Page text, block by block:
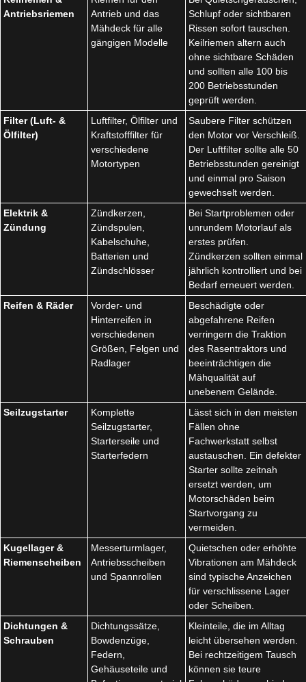
Antriebsriemen
Antrieb und das
Mähdeck für alle
gängigen Modelle
Schlupf oder sichtbaren
Rissen sofort tauschen.
Keilriemen altern auch
ohne sichtbare Schäden
und sollten alle 100 bis
200 Betriebsstunden
geprüft werden.
Filter (Luft- &
Ölfilter)
Luftfilter, Ölfilter und
Kraftstofffilter für
verschiedene
Motortypen
Saubere Filter schützen
den Motor vor Verschleiß.
Der Luftfilter sollte alle 50
Betriebsstunden gereinigt
und einmal pro Saison
gewechselt werden.
Elektrik &
Zündung
Zündkerzen,
Zündspulen,
Kabelschuhe,
Batterien und
Zündschlösser
Bei Startproblemen oder
unrundem Motorlauf als
erstes prüfen.
Zündkerzen sollten einmal
jährlich kontrolliert und bei
Bedarf erneuert werden.
Reifen & Räder
Vorder- und
Hinterreifen in
verschiedenen
Größen, Felgen und
Radlager
Beschädigte oder
abgefahrene Reifen
verringern die Traktion
des Rasentraktors und
beeinträchtigen die
Mähqualität auf
unebenem Gelände.
Seilzugstarter
Komplette
Seilzugstarter,
Starterseile und
Starterfedern
Lässt sich in den meisten
Fällen ohne
Fachwerkstatt selbst
austauschen. Ein defekter
Starter sollte zeitnah
ersetzt werden, um
Motorschäden beim
Startvorgang zu
vermeiden.
Kugellager &
Riemenscheiben
Messerturmlager,
Antriebsscheiben
und Spannrollen
Quietschen oder erhöhte
Vibrationen am Mähdeck
sind typische Anzeichen
für verschlissene Lager
oder Scheiben.
Dichtungen &
Schrauben
Dichtungssätze,
Bowdenzüge,
Federn,
Gehäuseteile und
Kleinteile, die im Alltag
leicht übersehen werden.
Bei rechtzeitigem Tausch
können sie teure